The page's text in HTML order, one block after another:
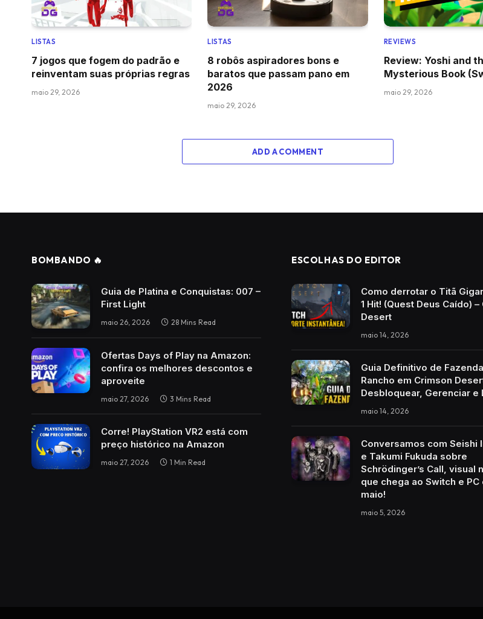
LISTAS
7 jogos que fogem do padrão e
reinventam suas próprias regras
maio 29, 2026
LISTAS
8 robôs aspiradores bons e
baratos que passam pano em
2026
maio 29, 2026
REVIEWS
Review: Yoshi and
Mysterious Book
maio 29, 2026
ADD A COMMENT
BOMBANDO 🔥
Guia de Platina e Conquistas: 007 –
First Light
maio 26, 2026 28 Mins Read
Ofertas Days of Play na Amazon:
confira os melhores descontos e
aproveite
maio 27, 2026 3 Mins Read
Corre! PlayStation VR2 está com
preço histórico na Amazon
maio 27, 2026 1 Min Read
ESCOLHAS DO EDITOR
Como derrotar o Titã
1 Hit! (Quest Deus Caído)
Desert
maio 14, 2026
Guia Definitivo de
Rancho em Crimson
Desbloquear, Gerenciar e
maio 14, 2026
Conversamos com Seishi
e Takumi Fukuda sobre
Schrödinger’s Call, visual
que chega ao Switch e PC
maio!
maio 5, 2026